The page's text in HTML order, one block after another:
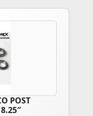
POST